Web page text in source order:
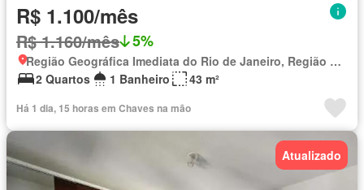
R$ 1.100/mês
R$ 1.160/mês 5%
Região Geográfica Imediata do Rio de Janeiro, Região Metropolitana do Rio de Janeiro
2 Quartos
1 Banheiro 43 m²
Há 1 dia, 15 horas em Chaves na mão
Atualizado